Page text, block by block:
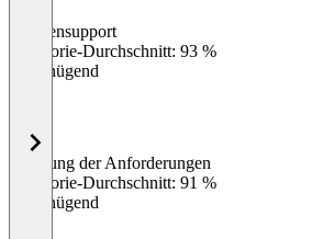
Kundensupport
Kategorie-Durchschnitt: 93 %
Ungenügend
Erfüllung der Anforderungen
Kategorie-Durchschnitt: 91 %
Ungenügend